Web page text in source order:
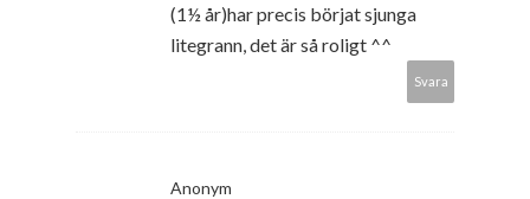
(1½ år)har precis börjat sjunga
litegrann, det är så roligt ^^
Svara
Anonym